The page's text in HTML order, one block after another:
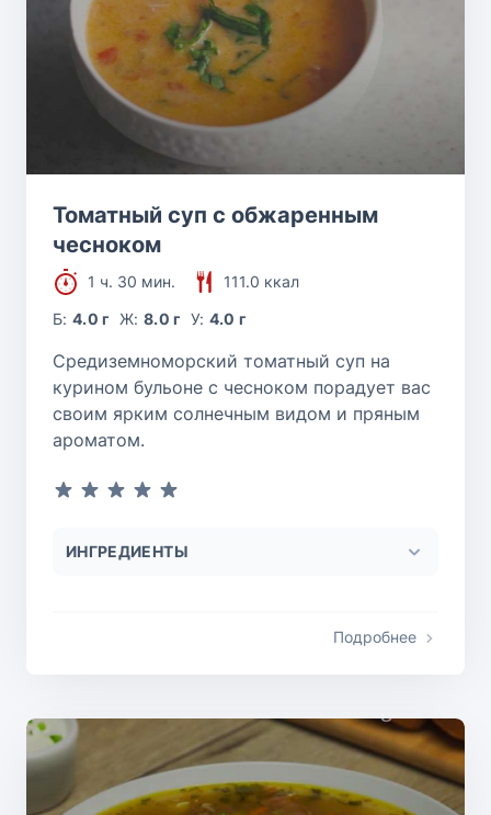
Томатный суп с обжаренным
чесноком
1 ч. 30 мин.
111.0 ккал
Б:4.0 г Ж: 8.0 г У: 4.0 г
Средиземноморский томатный суп на
курином бульоне с чесноком порадует вас
своим ярким солнечным видом и пряным
ароматом.
ИНГРЕДИЕНТЫ
Подробнее